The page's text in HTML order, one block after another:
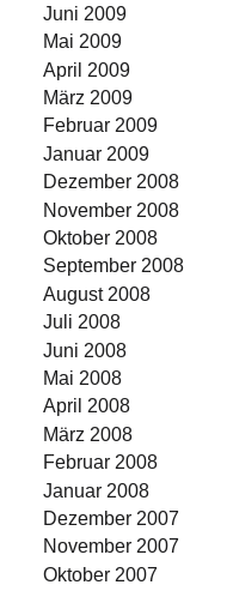
Juni 2009
Mai 2009
April 2009
März 2009
Februar 2009
Januar 2009
Dezember 2008
November 2008
Oktober 2008
September 2008
August 2008
Juli 2008
Juni 2008
Mai 2008
April 2008
März 2008
Februar 2008
Januar 2008
Dezember 2007
November 2007
Oktober 2007